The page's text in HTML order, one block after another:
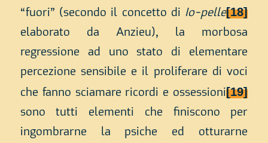
“fuori” (secondo il concetto di Io-pelle[18]
elaborato da Anzieu), la morbosa
regressione ad uno stato di elementare
percezione sensibile e il proliferare di voci
che fanno sciamare ricordi e ossessioni[19]
sono tutti elementi che finiscono per
ingombrarne la psiche ed otturarne